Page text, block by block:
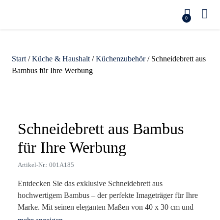
0
Start /Küche & Haushalt /Küchenzubehör/ Schneidebrett aus
Bambus für Ihre Werbung
Schneidebrett aus Bambus
für Ihre Werbung
Artikel-Nr.: 001A185
Entdecken Sie das exklusive Schneidebrett aus
hochwertigem Bambus – der perfekte Imageträger für Ihre
Marke. Mit seinen eleganten Maßen von 40 x 30 cm und